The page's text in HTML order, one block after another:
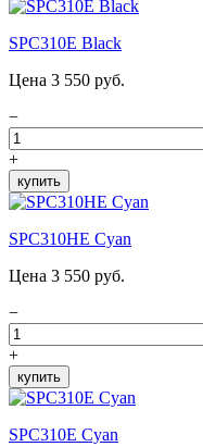
SPC310E Black
Цена 3 550 руб.
−
+
купить
SPC310HE Cyan
Цена 3 550 руб.
−
+
купить
SPC310E Cyan